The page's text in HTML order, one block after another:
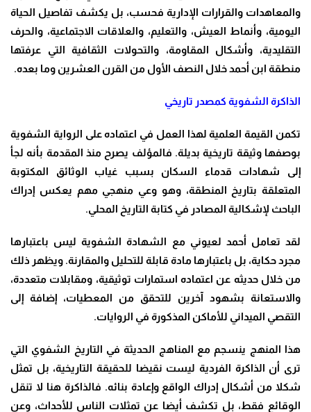
والمعاهدات والقرارات الإدارية فحسب، بل يكشف تفاصيل الحياة
اليومية، وأنماط العيش، والتعليم، والعلاقات الاجتماعية، والحرف
التقليدية، وأشكال المقاومة، والتحولات الثقافية التي عرفتها
منطقة ابن أحمد خلال النصف الأول من القرن العشرين وما بعده.
الذاكرة الشفوية كمصدر تاريخي
تكمن القيمة العلمية لهذا العمل في اعتماده على الرواية الشفوية
بوصفها وثيقة تاريخية بديلة. فالمؤلف يصرح منذ المقدمة بأنه لجأ
إلى شهادات قدماء السكان بسبب غياب الوثائق المكتوبة
المتعلقة بتاريخ المنطقة، وهو وعي منهجي مهم يعكس إدراك
الباحث لإشكالية المصادر في كتابة التاريخ المحلي.
لقد تعامل أحمد لعيوني مع الشهادة الشفوية ليس باعتبارها
مجرد حكاية، بل باعتبارها مادة قابلة للتحليل والمقارنة. ويظهر ذلك
من خلال حديثه عن اعتماده استمارات توثيقية، ومقابلات متعددة،
والاستعانة بشهود آخرين للتحقق من المعطيات، إضافة إلى
التقصي الميداني للأماكن المذكورة في الروايات.
هذا المنهج ينسجم مع المناهج الحديثة في التاريخ الشفوي التي
ترى أن الذاكرة الفردية ليست نقيضا للحقيقة التاريخية، بل تمثل
شكلا من أشكال إدراك الواقع وإعادة بنائه. فالذاكرة هنا لا تنقل
الوقائع فقط، بل تكشف أيضا عن تمثلات الناس للأحداث، وعن